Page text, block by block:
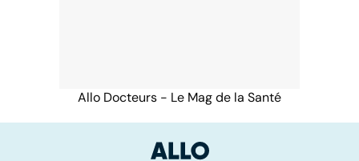
Allo Docteurs - Le Mag de la Santé